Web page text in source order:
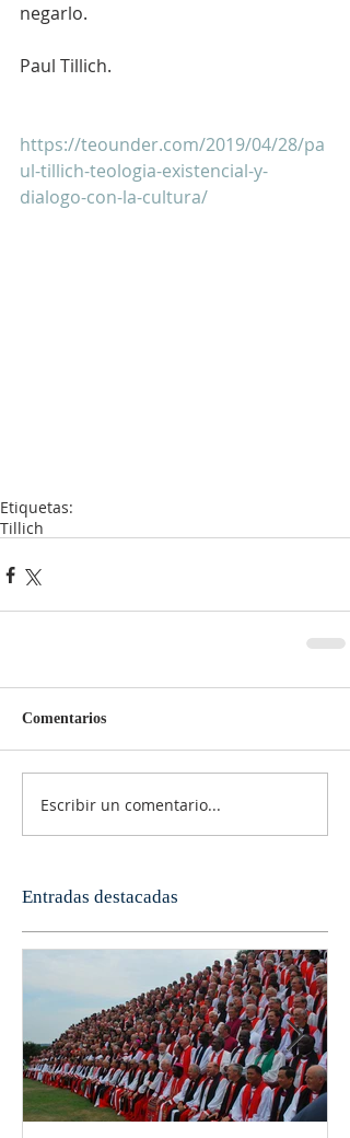
negarlo.
Paul Tillich.
https://teounder.com/2019/04/28/pa
ul-tillich-teologia-existencial-y-
dialogo-con-la-cultura/
Etiquetas:
Tillich
Comentarios
Escribir un comentario...
Entradas destacadas